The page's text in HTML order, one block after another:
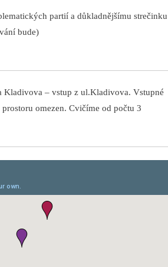
partií a důkladnějšímu strečinku
bude)
Kladivova – vstup z ul.Kladivova. Vstupné
omezen. Cvičíme od počtu 3